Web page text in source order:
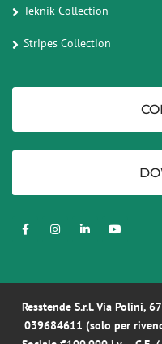
Teknik Collection
Stripes Collection
Resstende S.r.l. Via Polini,
039684611 (solo per